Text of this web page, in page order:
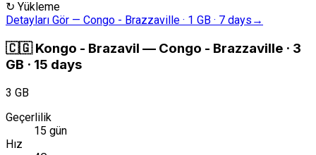
↻ Yükleme
Detayları Gör — Congo - Brazzaville · 1 GB · 7 days →
🇨🇬 Kongo - Brazavil — Congo - Brazzaville · 3
GB · 15 days
3 GB
Geçerlilik
15 gün
Hız